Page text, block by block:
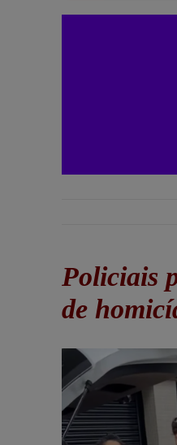
Policiais
de